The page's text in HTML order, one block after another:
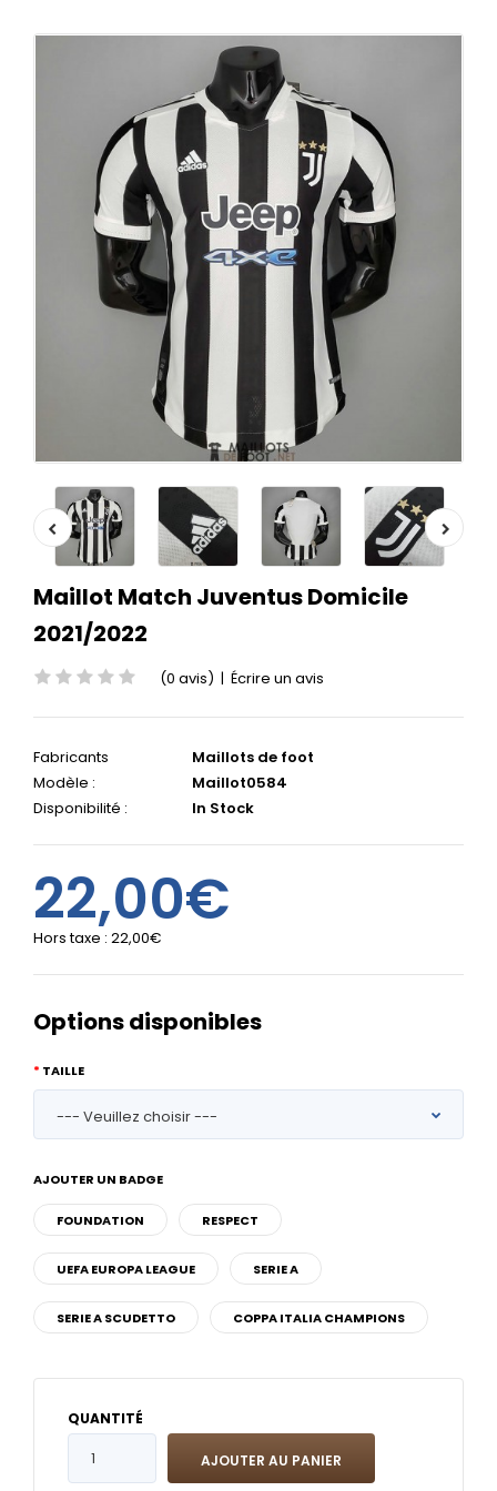
Maillot Match Juventus Domicile
2021/2022
(0 avis) | Écrire un avis
Fabricants
Maillots de foot
Modèle :
Maillot0584
Disponibilité :
In Stock
22,00€
Hors taxe : 22,00€
Options disponibles
TAILLE
AJOUTER UN BADGE
FOUNDATION RESPECT
UEFA EUROPA LEAGUE SERIE A
SERIE A SCUDETTO COPPA ITALIA CHAMPIONS
QUANTITÉ